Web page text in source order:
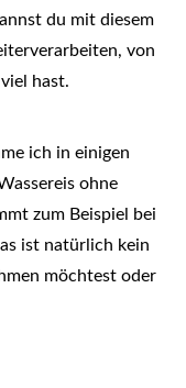
du mit diesem
von
hast.
ich in einigen
ohne
zum Beispiel bei
ist natürlich kein
möchtest oder